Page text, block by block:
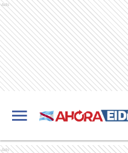
Ads
Ads